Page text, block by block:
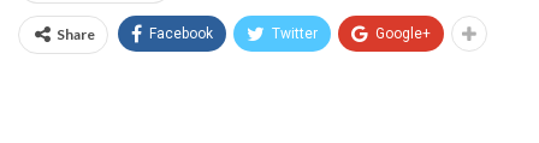
Share Facebook Twitter Google+